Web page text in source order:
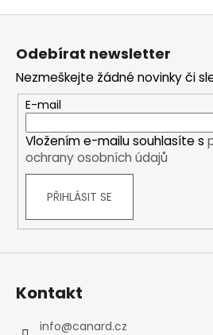
Z
Odebírat newsletter
Nezmeškejte žádné novinky či
E-mail
Vložením e-mailu souhlasíte s
ochrany osobních údajů
PŘIHLÁSIT SE
Kontakt
info@canard.cz